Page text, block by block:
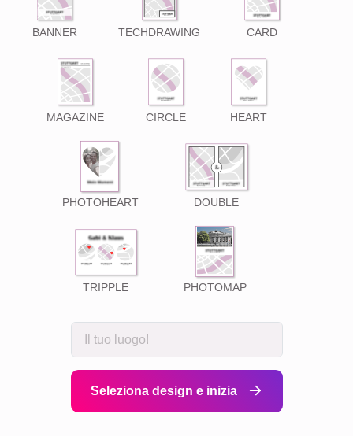
BANNER TECHDRAWING CARD
MAGAZINE CIRCLE HEART
PHOTOHEART DOUBLE
TRIPPLE PHOTOMAP
Seleziona design e inizia